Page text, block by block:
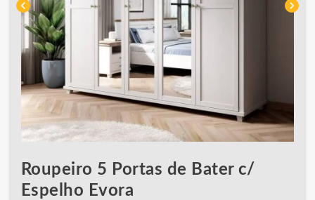
chevron_left chevron_right
Roupeiro 5 Portas de Bater c/
Espelho Evora